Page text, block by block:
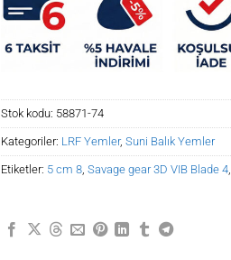
Stok kodu: 58871-74
Kategoriler: LRF Yemler, Suni Balık Yemler
Etiketler: 5 cm 8, Savage gear 3D VIB Blade 4,